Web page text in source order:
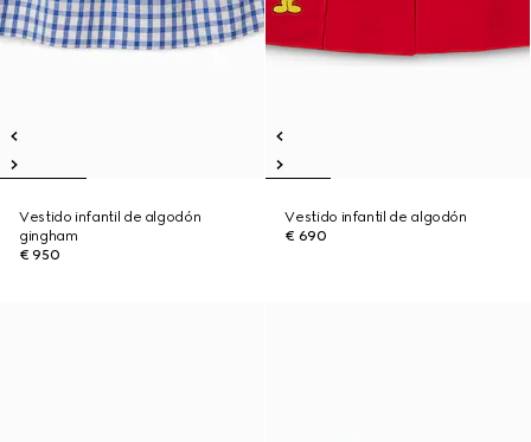
Vestido infantil de algodón
gingham
€ 950
Vestido infantil de algodón
€ 690